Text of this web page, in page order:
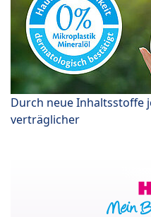
Durch neue Inhaltsstoffe
verträglicher